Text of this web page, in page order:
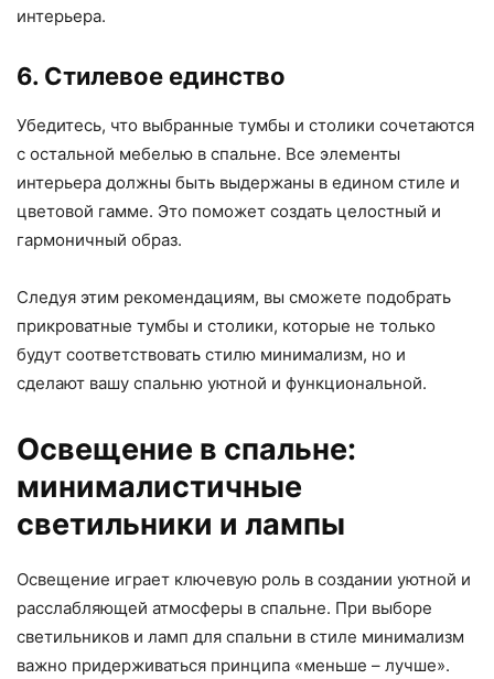
интерьера.
6. Стилевое единство
Убедитесь, что выбранные тумбы и столики сочетаются
с остальной мебелью в спальне. Все элементы
интерьера должны быть выдержаны в едином стиле и
цветовой гамме. Это поможет создать целостный и
гармоничный образ.
Следуя этим рекомендациям, вы сможете подобрать
прикроватные тумбы и столики, которые не только
будут соответствовать стилю минимализм, но и
сделают вашу спальню уютной и функциональной.
Освещение в спальне:
минималистичные
светильники и лампы
Освещение играет ключевую роль в создании уютной и
расслабляющей атмосферы в спальне. При выборе
светильников и ламп для спальни в стиле минимализм
важно придерживаться принципа «меньше – лучше».